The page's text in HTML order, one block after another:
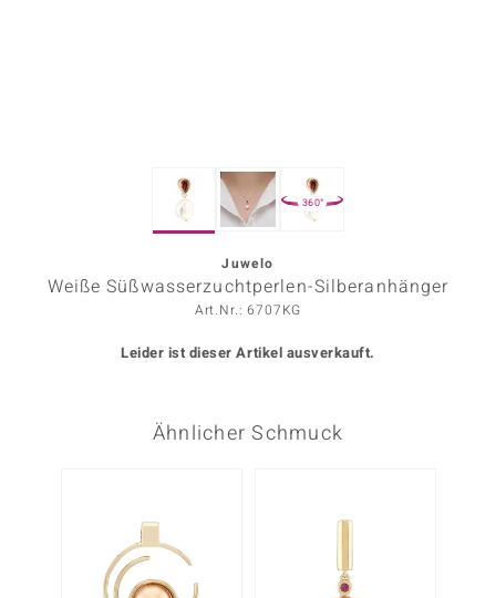
360°
Juwelo
Weiße Süßwasserzuchtperlen-Silberanhänger
Art.Nr.: 6707KG
Leider ist dieser Artikel ausverkauft.
Ähnlicher Schmuck